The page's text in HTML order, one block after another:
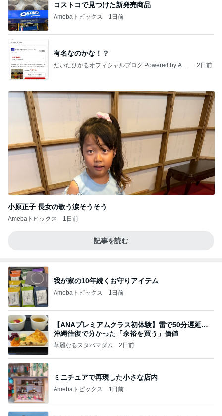
コストコで見つけた新発売商品
Amebaトピックス 1日前
有名なのかな！？
だいたひかるオフィシャルブログ Powered by Ame
2日前
小原正子 長女の歌う涙そうそう
Amebaトピックス 1日前
記事を読む
我が家の10年続くお守りアイテム
Amebaトピックス 1日前
【ANAプレミアムクラス初体験】雷で50分遅延…
沖縄往復で分かった「余裕を買う」価値
華麗なるスタバマダム 2日前
ミニチュアで再現した小さな店内
Amebaトピックス 1日前